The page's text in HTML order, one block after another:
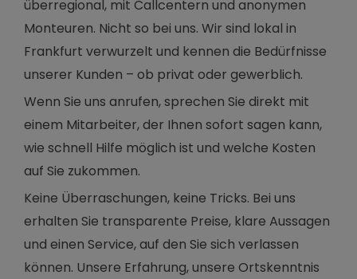
überregional, mit Callcentern und anonymen
Monteuren. Nicht so bei uns. Wir sind lokal in
Frankfurt verwurzelt und kennen die Bedürfnisse
unserer Kunden – ob privat oder gewerblich.
Wenn Sie uns anrufen, sprechen Sie direkt mit
einem Mitarbeiter, der Ihnen sofort sagen kann,
wie schnell Hilfe möglich ist und welche Kosten
auf Sie zukommen.
Keine Überraschungen, keine Tricks. Bei uns
erhalten Sie transparente Preise, klare Aussagen
und einen Service, auf den Sie sich verlassen
können. Unsere Erfahrung, unsere Ortskenntnis